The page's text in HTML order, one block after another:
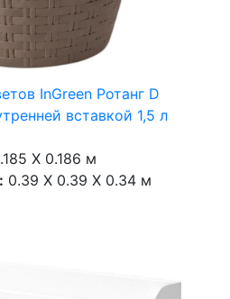
InGreen Ротанг D
вставкой 1,5 л
X 0.186 м
0.39 X 0.39 X 0.34 м